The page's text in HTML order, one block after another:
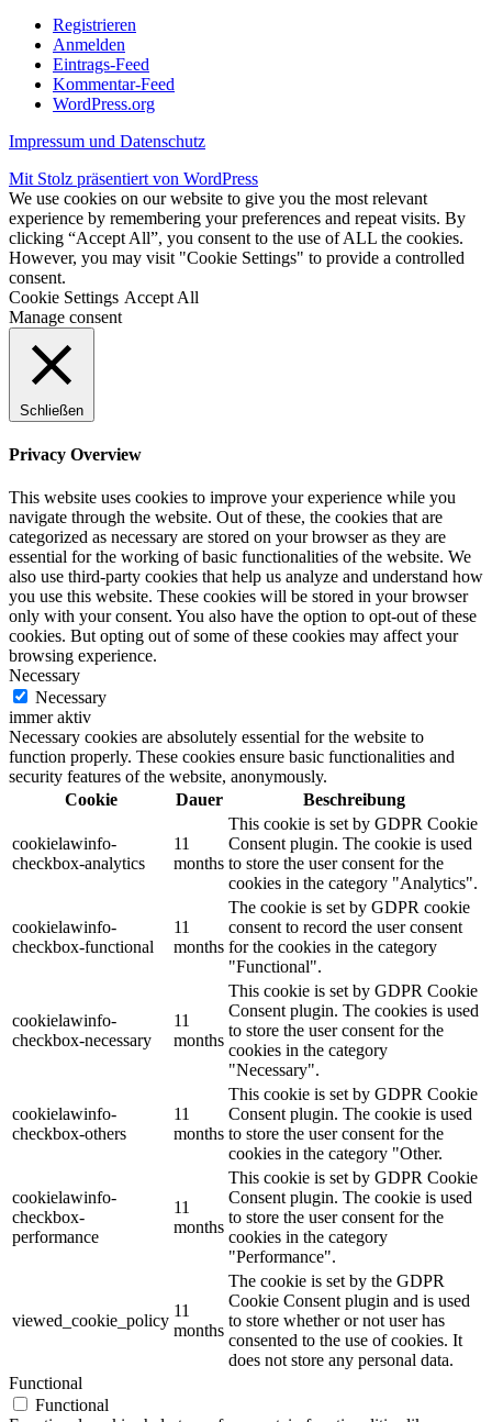
Registrieren
Anmelden
Eintrags-Feed
Kommentar-Feed
WordPress.org
Impressum und Datenschutz
Mit Stolz präsentiert von WordPress
We use cookies on our website to give you the most relevant
experience by remembering your preferences and repeat visits. By
clicking “Accept All”, you consent to the use of ALL the cookies.
However, you may visit "Cookie Settings" to provide a controlled
consent.
Cookie Settings Accept All
Manage consent
Schließen
Privacy Overview
This website uses cookies to improve your experience while you
navigate through the website. Out of these, the cookies that are
categorized as necessary are stored on your browser as they are
essential for the working of basic functionalities of the website. We
also use third-party cookies that help us analyze and understand how
you use this website. These cookies will be stored in your browser
only with your consent. You also have the option to opt-out of these
cookies. But opting out of some of these cookies may affect your
browsing experience.
Necessary
Necessary
immer aktiv
Necessary cookies are absolutely essential for the website to
function properly. These cookies ensure basic functionalities and
security features of the website, anonymously.
Cookie
Dauer Beschreibung
cookielawinfo-
checkbox-analytics
11
months
This cookie is set by GDPR Cookie
Consent plugin. The cookie is used
to store the user consent for the
cookies in the category "Analytics".
cookielawinfo-
checkbox-functional
11
months
The cookie is set by GDPR cookie
consent to record the user consent
for the cookies in the category
"Functional".
cookielawinfo-
checkbox-necessary
11
months
This cookie is set by GDPR Cookie
Consent plugin. The cookies is used
to store the user consent for the
cookies in the category
"Necessary".
cookielawinfo-
checkbox-others
11
months
This cookie is set by GDPR Cookie
Consent plugin. The cookie is used
to store the user consent for the
cookies in the category "Other.
cookielawinfo-
checkbox-
performance
11
months
This cookie is set by GDPR Cookie
Consent plugin. The cookie is used
to store the user consent for the
cookies in the category
"Performance".
viewed_cookie_policy
11
months
The cookie is set by the GDPR
Cookie Consent plugin and is used
to store whether or not user has
consented to the use of cookies. It
does not store any personal data.
Functional
Functional